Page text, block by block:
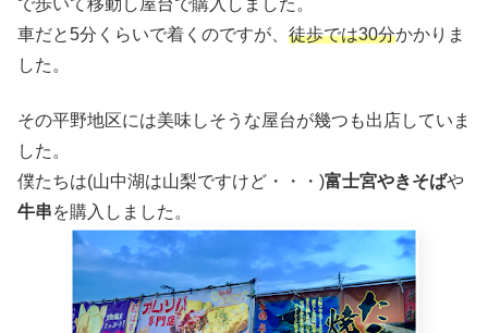
で歩いて移動し屋台で購入しました。
車だと5分くらいで着くのですが、 徒歩では30分かかりま
した。
その平野地区には美味しそうな屋台が幾つも出店していま
した。
僕たちは(山中湖は山梨ですけど・・・)富士宮やきそばや
牛串を購入しました。